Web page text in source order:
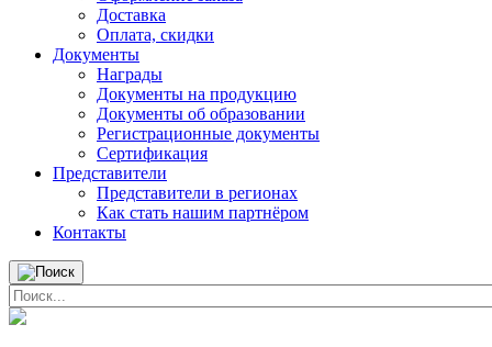
Доставка
Оплата, скидки
Документы
Награды
Документы на продукцию
Документы об образовании
Регистрационные документы
Сертификация
Представители
Представители в регионах
Как стать нашим партнёром
Контакты